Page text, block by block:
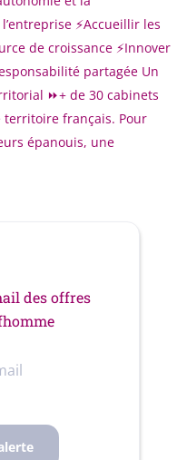
⚡️Accueillir les
de croissance ⚡️Innover
partagée Un
⏩+ de 30 cabinets
territoire français. Pour
épanouis, une
des offres